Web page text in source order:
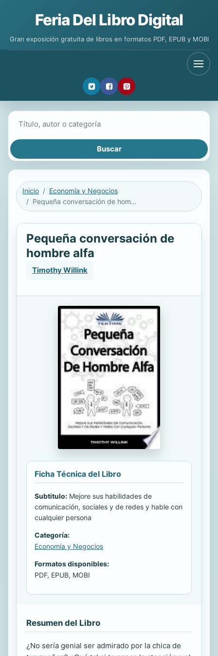
Feria Del Libro Digital
Gran exposición gratuita de libros en formatos PDF, EPUB y MOBI
Inicio
Economía y Negocios
Pequeña conversación de hombre alfa
Pequeña conversación de
hombre alfa
Timothy Willink
Ficha Técnica del Libro
Subtitulo: Mejore sus habilidades de
comunicación, sociales y de redes y hable con
cualquier persona
Categoría:
Economía y Negocios
Formatos disponibles:
PDF, EPUB, MOBI
Resumen del Libro
¿No sería genial ser admirado por la chica de